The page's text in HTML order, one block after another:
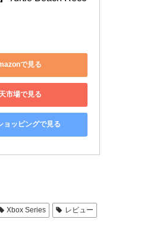
で見る
市場で見る
ョッピングで見る
Xbox Series
レビュー